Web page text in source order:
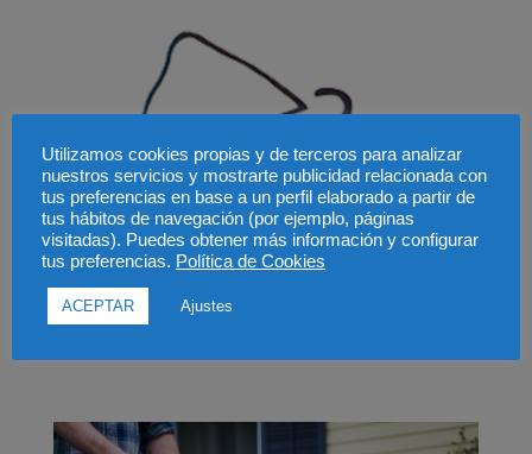
Utilizamos cookies propias y de terceros para analizar
nuestros servicios y mostrarte publicidad relacionada con
tus preferencias en base a un perfil elaborado a partir de
tus hábitos de navegación (por ejemplo, páginas
visitadas). Puedes obtener más información y configurar
tus preferencias. Política de Cookies
ACEPTAR Ajustes